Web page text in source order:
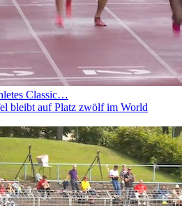
Classic…
bleibt auf Platz zwölf im World